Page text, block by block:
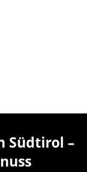
Südtirol –